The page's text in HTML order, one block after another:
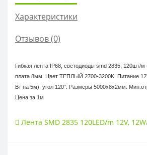
Характеристики
Отзывов (0)
Гибкая лента IP68, светодиоды smd 2835, 120шт/
плата 8мм. Цвет ТЕПЛЫЙ 2700-3200K. Питание
Вт на 5м), угол 120°. Размеры 5000х8x2мм.
Цена за 1м
Лента SMD 2835 120LED/m 12V,